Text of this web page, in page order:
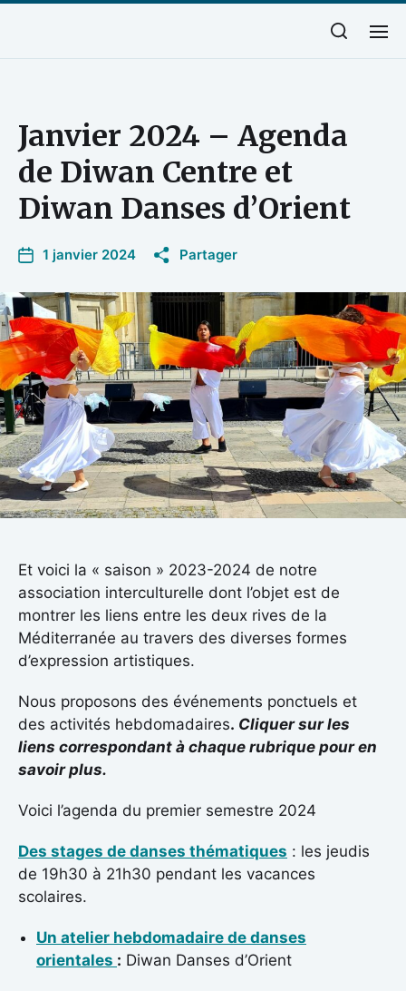
Janvier 2024 – Agenda
de Diwan Centre et
Diwan Danses d’Orient
1 janvier 2024 Partager
Et voici la « saison » 2023-2024 de notre
association interculturelle dont l’objet est de
montrer les liens entre les deux rives de la
Méditerranée au travers des diverses formes
d’expression artistiques.
Nous proposons des événements ponctuels et
des activités hebdomadaires. Cliquer sur les
liens correspondant à chaque rubrique pour en
savoir plus.
Voici l’agenda du premier semestre 2024
Des stages de danses thématiques : les jeudis
de 19h30 à 21h30 pendant les vacances
scolaires.
Un atelier hebdomadaire de danses
orientales : Diwan Danses d’Orient